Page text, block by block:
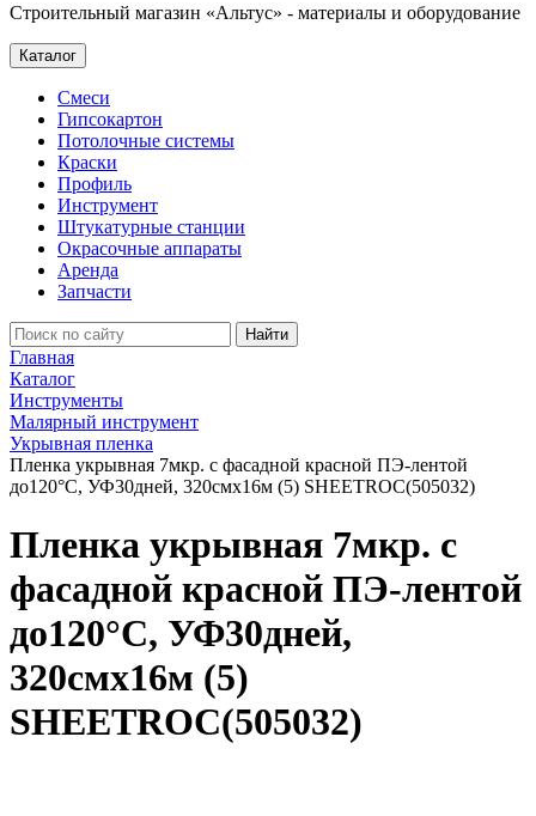
Строительный магазин «Альтус» - материалы и оборудование
Каталог
Смеси
Гипсокартон
Потолочные системы
Краски
Профиль
Инструмент
Штукатурные станции
Окрасочные аппараты
Аренда
Запчасти
Найти
Главная
Каталог
Инструменты
Малярный инструмент
Укрывная пленка
Пленка укрывная 7мкр. с фасадной красной ПЭ-лентой
до120°C, УФ30дней, 320смх16м (5) SHEETROC(505032)
Пленка укрывная 7мкр. с
фасадной красной ПЭ-лентой
до120°C, УФ30дней,
320смх16м (5)
SHEETROC(505032)